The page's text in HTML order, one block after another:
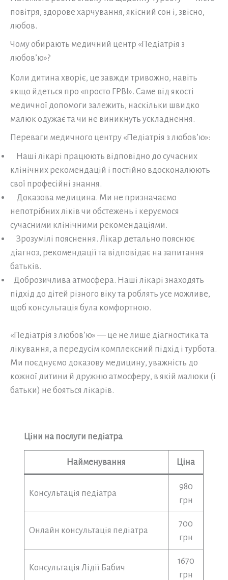
повітря, здорове харчування, якісний сон і, звісно,
любов.
Чому обирають медичний центр «Педіатрія з
любов’ю»?
Коли дитина хворіє, це завжди тривожно, навіть
якщо йдеться про «просто ГРВІ». Саме від якості
медичної допомоги залежить, наскільки швидко
малюк одужає та чи не виникнуть ускладнення.
Переваги медичного центру «Педіатрія з любов’ю»:
Наші лікарі працюють відповідно до сучасних
клінічних рекомендацій і постійно вдосконалюють
свої професійні знання.
Доказова медицина. Ми не призначаємо
непотрібних ліків чи обстежень і керуємося
сучасними клінічними рекомендаціями.
Зрозумілі пояснення. Лікар детально пояснює
діагноз, рекомендації та відповідає на запитання
батьків.
Доброзичлива атмосфера. Наші лікарі знаходять
підхід до дітей різного віку та роблять усе можливе,
щоб консультація була комфортною.
«Педіатрія з любов’ю» — це не лише діагностика та
лікування, а передусім комплексний підхід і турбота.
Ми поєднуємо доказову медицину, уважність до
кожної дитини й дружню атмосферу, в якій малюки (і
батьки) не бояться лікарів.
Ціни на послуги педіатра
Найменування Ціна
Консультація педіатра
980
грн
Онлайн консультація педіатра
700
грн
Консультація Лідії Бабич
1670
грн